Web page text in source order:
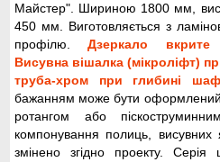
Майстер". Шириною 1800 мм,
450 мм. Виготовляється з
профілю.Дзеркало
Висувна вішалка (мікроліфт)
труба-хром при глибині
бажанням може бути
ротангом або
компонування полиць, висувних
змінено згідно проекту.